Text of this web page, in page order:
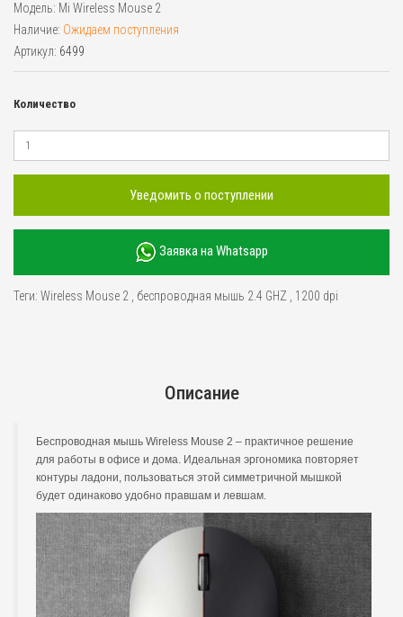
Модель: Mi Wireless Mouse 2
Наличие: Ожидаем поступления
Артикул: 6499
Количество
Уведомить о поступлении
Заявка на Whatsapp
Теги: Wireless Mouse 2 беспроводная мышь 2.4 GHZ 1200 dpi
Описание
Беспроводная мышь Wireless Mouse 2 – практичное решение
для работы в офисе и дома. Идеальная эргономика повторяет
контуры ладони, пользоваться этой симметричной мышкой
будет одинаково удобно правшам и левшам.